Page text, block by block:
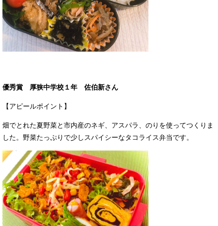
優秀賞 厚狭中学校１年 佐伯新さん
【アピールポイント】
畑でとれた夏野菜と市内産のネギ、アスパラ、のりを使ってつくりま
した。野菜たっぷりで少しスパイシーなタコライス弁当です。